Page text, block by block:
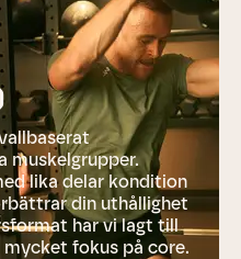
muskelgrupper.
lika delar kondition
din uthållighet
har vi lagt till
fokus på core.